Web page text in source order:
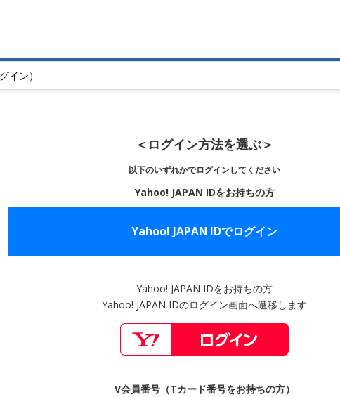
イン）
＜ログイン方法を選ぶ＞
以下のいずれかでログインしてください
Yahoo! JAPAN IDをお持ちの方
Yahoo! JAPAN IDでログイン
Yahoo! JAPAN IDをお持ちの方
Yahoo! JAPAN IDのログイン画面へ遷移します
V会員番号（Tカード番号をお持ちの方）